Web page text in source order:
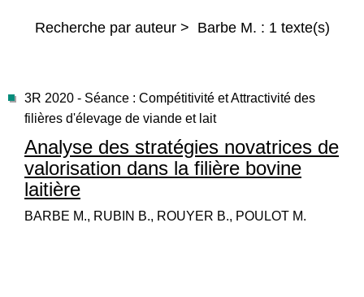
Recherche par auteur > Barbe M. : 1 texte(s)
3R 2020 - Séance : Compétitivité et Attractivité des
filières d'élevage de viande et lait
Analyse des stratégies novatrices de
valorisation dans la filière bovine
laitière
BARBE M., RUBIN B., ROUYER B., POULOT M.